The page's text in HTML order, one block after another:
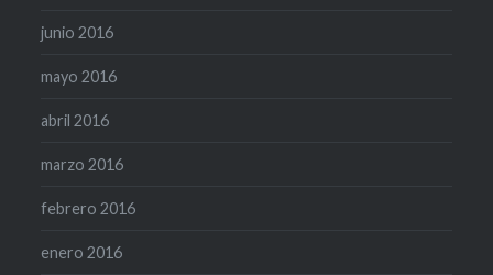
junio 2016
mayo 2016
abril 2016
marzo 2016
febrero 2016
enero 2016